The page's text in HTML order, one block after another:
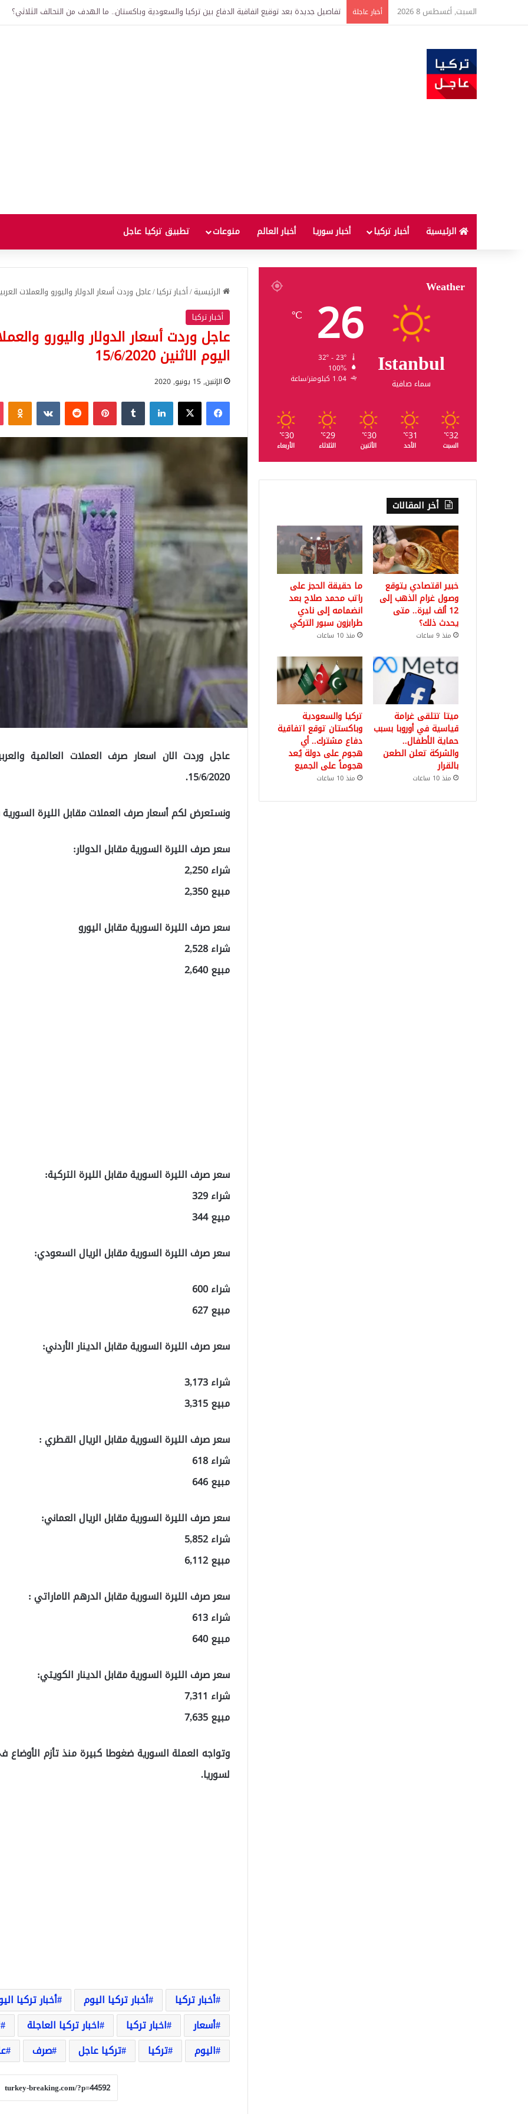
السبت, أغسطس 8 2026 أخبار عاجلة خبير اقتصادي يتوقع وصول غرام الذهب إلى 12 ألف ليرة.. متى يحدث ذلك؟
الرئيسية أخبار تركيا أخبار سوريا أخبار العالم منوعات تطبيق تركيا عاجل
الرئيسية/أخبار تركيا/عاجل وردت أسعار الدولار واليورو والعملات العربية
أخبار تركيا
عاجل وردت أسعار الدولار واليورو
اليوم الاثنين 15/6/2020
الإثنين, 15 يونيو, 2020
فيسبوك‫X لينكدإن بينتيريست
عاجل وردت الان اسعار صرف العملات العالمية
15/6/2020.
ونستعرض لكم أسعار صرف العملات مقابل الليرة
سعر صرف الليرة السورية مقابل الدولار:
شراء 2,250
مبيع 2,350
سعر صرف الليرة السورية مقابل اليورو
شراء 2,528
مبيع 2,640
سعر صرف الليرة السورية مقابل الليرة التركية:
شراء 329
مبيع 344
سعر صرف الليرة السورية مقابل الريال السعودي:
شراء 600
مبيع 627
سعر صرف الليرة السورية مقابل الدينار الأردني:
شراء 3,173
مبيع 3,315
سعر صرف الليرة السورية مقابل الريال القطري :
شراء 618
مبيع 646
سعر صرف الليرة السورية مقابل الريال العماني:
شراء 5,852
مبيع 6,112
سعر صرف الليرة السورية مقابل الدرهم الاماراتي :
شراء 613
مبيع 640
سعر صرف الليرة السورية مقابل الدينار الكويتي:
شراء 7,311
مبيع 7,635
وتواجه العملة السورية ضغوطا كبيرة منذ تأزم الأوضاع
لسوريا.
أخبار تركيا أخبار تركيا اليوم أخبار تركيا
أسعار
اخبار تركيا اخبار تركيا العاجلة
اليوم
تركيا تركيا عاجل صرف
Weather
Istanbul
سماء صافية
26
℃
100%
1.04 كيلومتر/ساعة
32
℃
السبت
31
℃
الأحد
30
℃
الأثنين
29
℃
الثلاثاء
30
℃
الأربعاء
أخر المقالات
خبير اقتصادي يتوقع
وصول غرام الذهب إلى
12 ألف ليرة.. متى
يحدث ذلك؟
منذ 9 ساعات
ما حقيقة الحجز على
راتب محمد صلاح بعد
انضمامه إلى نادي
طرابزون سبور التركي
منذ 10 ساعات
ميتا تتلقى غرامة
قياسية في أوروبا بسبب
حماية الأطفال..
والشركة تعلن الطعن
بالقرار
منذ 10 ساعات
تركيا والسعودية
وباكستان توقع اتفاقية
دفاع مشترك.. أي
هجوم على دولة يُعد
هجوماً على الجميع
منذ 10 ساعات